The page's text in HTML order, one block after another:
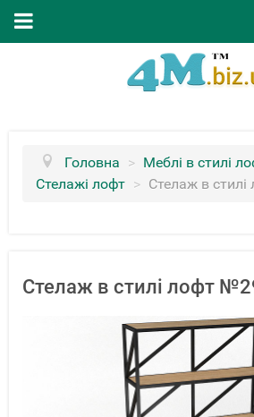
Головна > Меблі в стилі
Стелажі лофт > Стелаж в
Стелаж в стилі лофт